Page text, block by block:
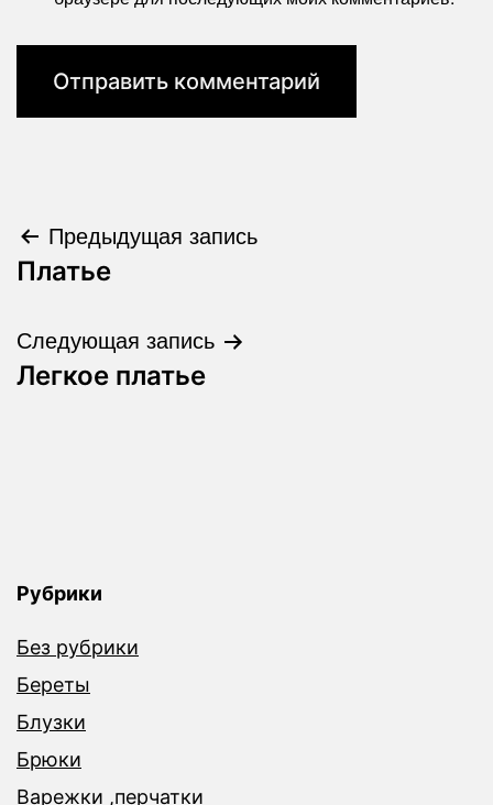
Навигация
по
записям
Предыдущая запись
Платье
Следующая запись
Легкое платье
Рубрики
Без рубрики
Береты
Блузки
Брюки
Варежки ,перчатки